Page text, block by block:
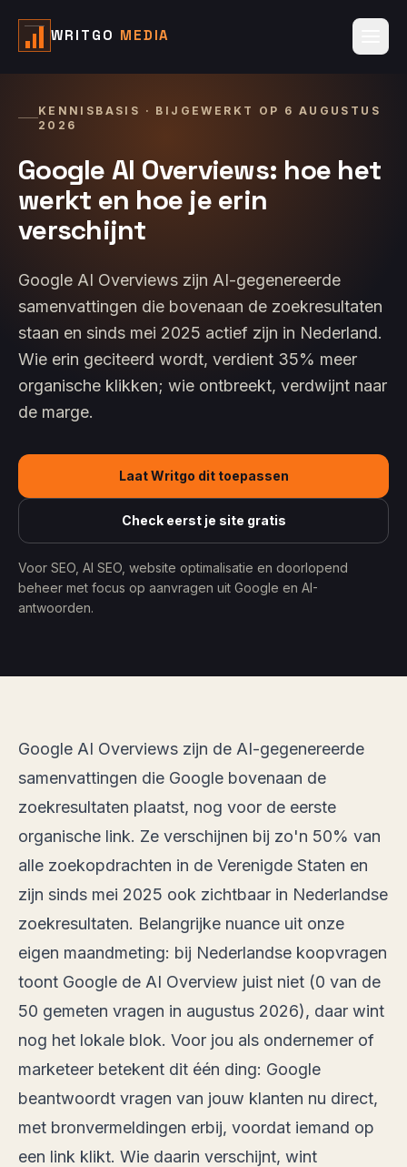
WRITGO MEDIA
KENNISBASIS · BIJGEWERKT OP 6 AUGUSTUS
2026
Google AI Overviews: hoe het
werkt en hoe je erin
verschijnt
Google AI Overviews zijn AI-gegenereerde
samenvattingen die bovenaan de zoekresultaten
staan en sinds mei 2025 actief zijn in Nederland.
Wie erin geciteerd wordt, verdient 35% meer
organische klikken; wie ontbreekt, verdwijnt naar
de marge.
Laat Writgo dit toepassen
Check eerst je site gratis
Voor SEO, AI SEO, website optimalisatie en doorlopend
beheer met focus op aanvragen uit Google en AI-
antwoorden.
Google AI Overviews zijn de AI-gegenereerde
samenvattingen die Google bovenaan de
zoekresultaten plaatst, nog voor de eerste
organische link. Ze verschijnen bij zo'n 50% van
alle zoekopdrachten in de Verenigde Staten en
zijn sinds mei 2025 ook zichtbaar in Nederlandse
zoekresultaten. Belangrijke nuance uit onze
eigen maandmeting: bij Nederlandse koopvragen
toont Google de AI Overview juist niet (0 van de
50 gemeten vragen in augustus 2026), daar wint
nog het lokale blok. Voor jou als ondernemer of
marketeer betekent dit één ding: Google
beantwoordt vragen van jouw klanten nu direct,
met bronvermeldingen erbij, voordat iemand op
een link klikt. Wie daarin verschijnt, wint